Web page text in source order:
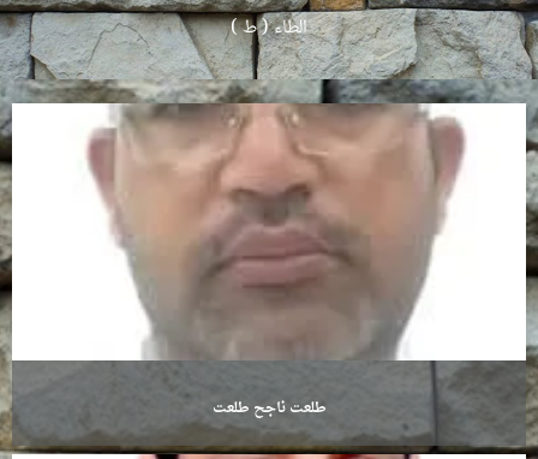
الطاء ( ط )
طلعت ناجح طلعت